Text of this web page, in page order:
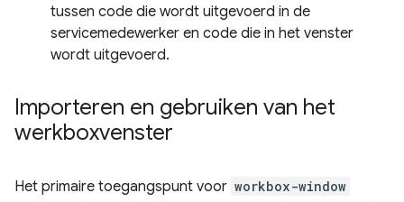
tussen code die wordt uitgevoerd in de
servicemedewerker en code die in het venster
wordt uitgevoerd.
Importeren en gebruiken van het
werkboxvenster
Het primaire toegangspunt voor workbox-window